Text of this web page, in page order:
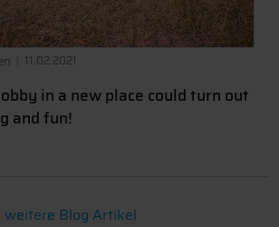
11.02.2021
in a new place could turn out
and fun!
weitere Blog Artikel